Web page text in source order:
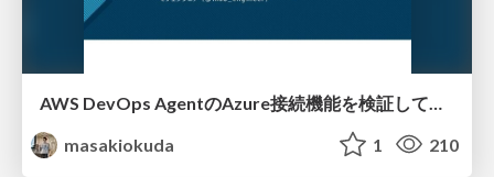
masakiokuda
1 210